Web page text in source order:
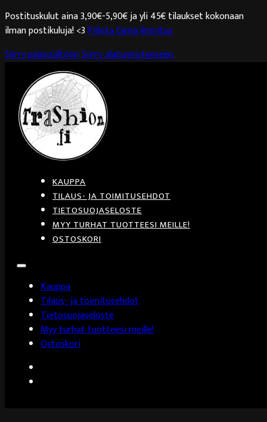
Postituskulut aina 3,90€-5,90€ ja yli 45€ tilaukset kokonaan
ilman postikuluja! <3Piilota tämä ilmoitus
Siirry pääsisältöönSiirry alatunnisteeseen
KAUPPA
TILAUS- JA TOIMITUSEHDOT
TIETOSUOJASELOSTE
MYY TURHAT TUOTTEESI MEILLE!
OSTOSKORI
Kauppa
Tilaus- ja toimitusehdot
Tietosuojaseloste
Myy turhat tuotteesi meille!
Ostoskori